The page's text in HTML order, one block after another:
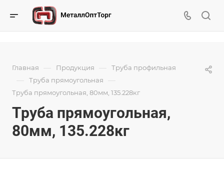
Главная — Продукция — Труба профильная
— Труба прямоугольная —
Труба прямоугольная, 80мм, 135.228кг
Труба прямоугольная,
80мм, 135.228кг